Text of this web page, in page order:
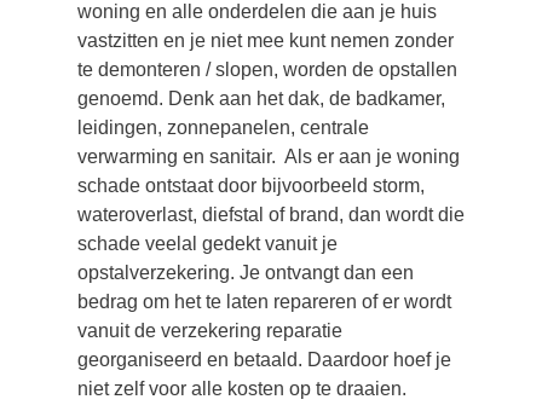
woning en alle onderdelen die aan je huis
vastzitten en je niet mee kunt nemen zonder
te demonteren / slopen, worden de opstallen
genoemd. Denk aan het dak, de badkamer,
leidingen, zonnepanelen, centrale
verwarming en sanitair. Als er aan je woning
schade ontstaat door bijvoorbeeld storm,
wateroverlast, diefstal of brand, dan wordt die
schade veelal gedekt vanuit je
opstalverzekering. Je ontvangt dan een
bedrag om het te laten repareren of er wordt
vanuit de verzekering reparatie
georganiseerd en betaald. Daardoor hoef je
niet zelf voor alle kosten op te draaien.